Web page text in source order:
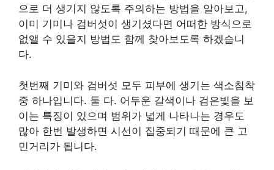
으로 더 생기지 않도록 주의하는 방법을 알아보고,
이미 기미나 검버섯이 생기셨다면 어떠한 방식으로
없앨 수 있을지 방법도 함께 찾아보도록 하겠습니
다.
첫번째 기미와 검버섯 모두 피부에 생기는 색소침착
중 하나입니다. 둘 다. 어두운 갈색이나 검은빛을 보
이는 특징이 있으며 범위가 넓게 나타나는 경우도
많아 한번 발생하면 시선이 집중되기 때문에 큰 고
민거리가 됩니다.